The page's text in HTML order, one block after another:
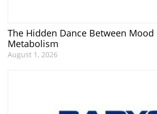
The Hidden Dance Between Mood
Metabolism
August 1, 2026